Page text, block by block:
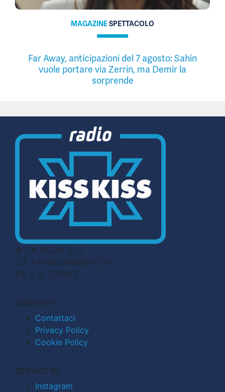
MAGAZINESPETTACOLO
Far Away, anticipazioni del 7 agosto: Sahin
vuole portare via Zerrin, ma Demir la
sorprende
© CN MEDIA S.r.l.
C.F. e P.IVA 04998911210
R.E.A. n. 727803
CONTATTI
Contattaci
Privacy Policy
Cookie Policy
SEGUICI SU
Instagram